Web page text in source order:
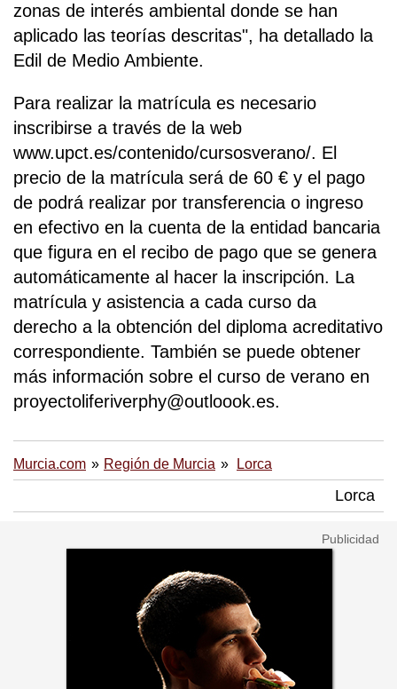
zonas de interés ambiental donde se han
aplicado las teorías descritas", ha detallado la
Edil de Medio Ambiente.
Para realizar la matrícula es necesario
inscribirse a través de la web
www.upct.es/contenido/cursosverano/. El
precio de la matrícula será de 60 € y el pago
de podrá realizar por transferencia o ingreso
en efectivo en la cuenta de la entidad bancaria
que figura en el recibo de pago que se genera
automáticamente al hacer la inscripción. La
matrícula y asistencia a cada curso da
derecho a la obtención del diploma acreditativo
correspondiente. También se puede obtener
más información sobre el curso de verano en
proyectoliferiverphy@outloook.es.
Murcia.com Región de Murcia Lorca
Lorca